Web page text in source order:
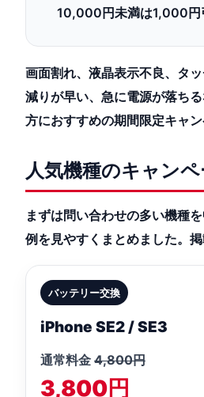
10,000円未満は1,000円
画面割れ、液晶表示不良、タ
減りが早い、急に電源が落ち
方におすすめの期間限定キャン
人気機種のキャン
まずは問い合わせの多い機種
例を見やすくまとめました。掲
バッテリー交換
iPhone SE2 / SE3
通常料金 4,800円
3,800円